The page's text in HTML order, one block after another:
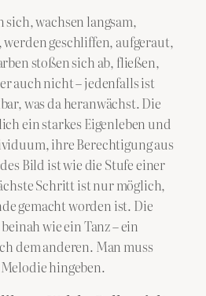
wachsen langsam,
geschliffen, aufgeraut,
stoßen sich ab, fließen,
auch nicht – jedenfalls ist
was da heranwächst. Die
ein starkes Eigenleben und
ihre Berechtigung aus
Bild ist wie die Stufe einer
Schritt ist nur möglich,
gemacht worden ist. Die
wie ein Tanz – ein
dem anderen. Man muss
hingeben.